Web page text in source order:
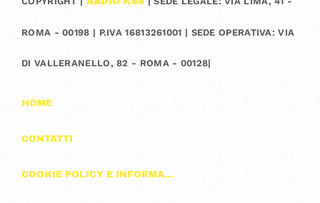
ROMA - 00198 | P.IVA 16813261001 | SEDE OPERATIVA: VIA
DI VALLERANELLO, 82 - ROMA - 00128|
HOME
CONTATTI
COOKIE POLICY E INFORMAZIONI SULLA PRIVACY